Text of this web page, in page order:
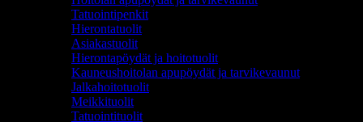
Tatuointipenkit
Hierontatuolit
Asiakastuolit
Hierontapöydät ja hoitotuolit
Kauneushoitolan apupöydät ja tarvikevaunut
Jalkahoitotuolit
Meikkituolit
Tatuointituolit